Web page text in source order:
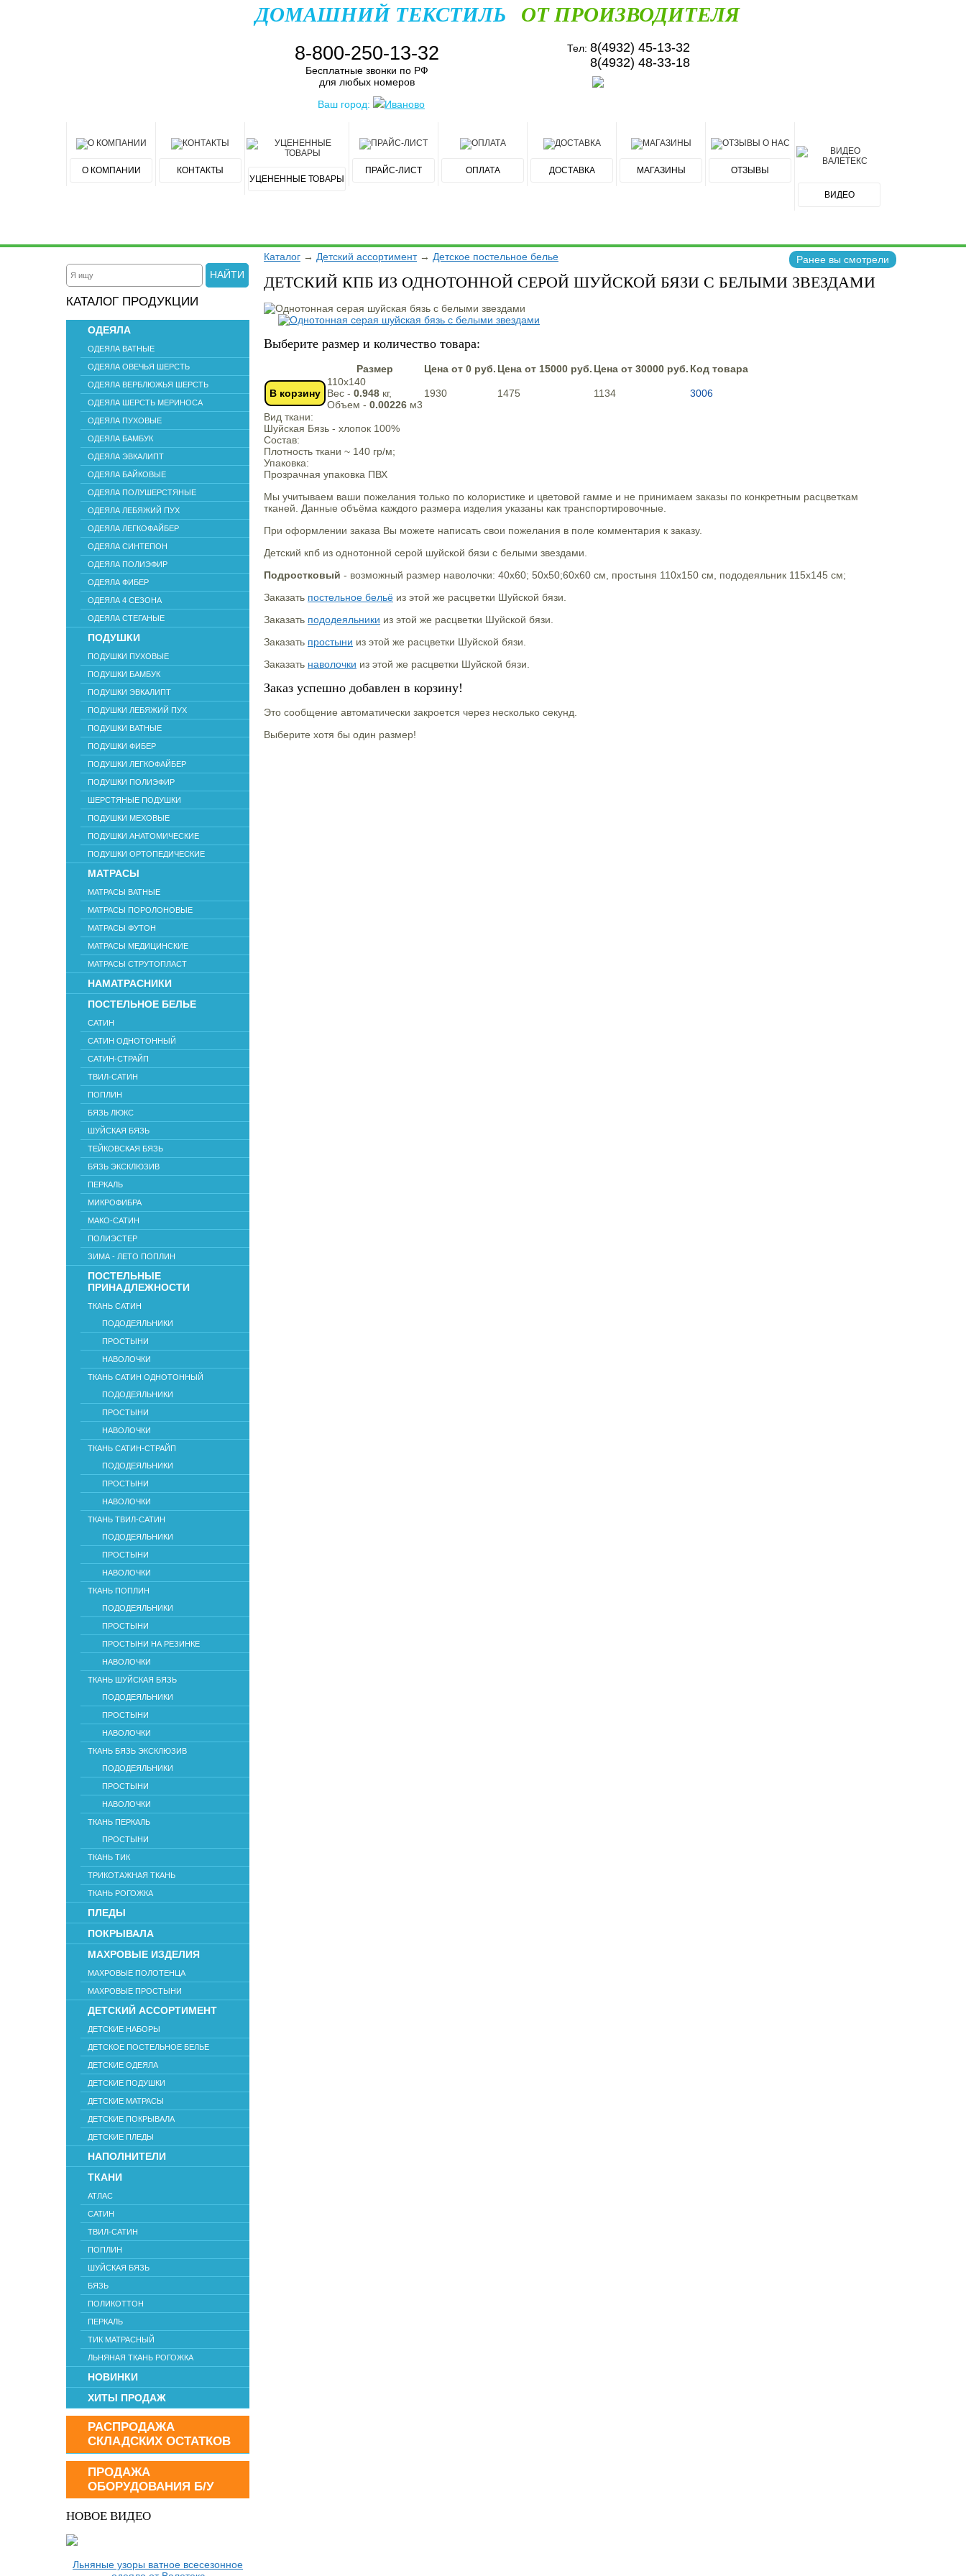
ДОМАШНИЙ ТЕКСТИЛЬ ОТ ПРОИЗВОДИТЕЛЯ
8-800-250-13-32
Бесплатные звонки по РФ
для любых номеров
Тел: 8(4932) 45-13-32
8(4932) 48-33-18
Ваш город: Иваново
О КОМПАНИИ
КОНТАКТЫ
УЦЕНЕННЫЕ ТОВАРЫ
ПРАЙС-ЛИСТ ОПЛАТА ДОСТАВКА МАГАЗИНЫ ОТЗЫВЫ
ВИДЕО
НАЙТИ
КАТАЛОГ ПРОДУКЦИИ
ОДЕЯЛА
ОДЕЯЛА ВАТНЫЕ
ОДЕЯЛА ОВЕЧЬЯ ШЕРСТЬ
ОДЕЯЛА ВЕРБЛЮЖЬЯ ШЕРСТЬ
ОДЕЯЛА ШЕРСТЬ МЕРИНОСА
ОДЕЯЛА ПУХОВЫЕ
ОДЕЯЛА БАМБУК
ОДЕЯЛА ЭВКАЛИПТ
ОДЕЯЛА БАЙКОВЫЕ
ОДЕЯЛА ПОЛУШЕРСТЯНЫЕ
ОДЕЯЛА ЛЕБЯЖИЙ ПУХ
ОДЕЯЛА ЛЕГКОФАЙБЕР
ОДЕЯЛА СИНТЕПОН
ОДЕЯЛА ПОЛИЭФИР
ОДЕЯЛА ФИБЕР
ОДЕЯЛА 4 СЕЗОНА
ОДЕЯЛА СТЕГАНЫЕ
ПОДУШКИ
ПОДУШКИ ПУХОВЫЕ
ПОДУШКИ БАМБУК
ПОДУШКИ ЭВКАЛИПТ
ПОДУШКИ ЛЕБЯЖИЙ ПУХ
ПОДУШКИ ВАТНЫЕ
ПОДУШКИ ФИБЕР
ПОДУШКИ ЛЕГКОФАЙБЕР
ПОДУШКИ ПОЛИЭФИР
ШЕРСТЯНЫЕ ПОДУШКИ
ПОДУШКИ МЕХОВЫЕ
ПОДУШКИ АНАТОМИЧЕСКИЕ
ПОДУШКИ ОРТОПЕДИЧЕСКИЕ
МАТРАСЫ
МАТРАСЫ ВАТНЫЕ
МАТРАСЫ ПОРОЛОНОВЫЕ
МАТРАСЫ ФУТОН
МАТРАСЫ МЕДИЦИНСКИЕ
МАТРАСЫ СТРУТОПЛАСТ
НАМАТРАСНИКИ
ПОСТЕЛЬНОЕ БЕЛЬЕ
САТИН
САТИН ОДНОТОННЫЙ
САТИН-СТРАЙП
ТВИЛ-САТИН
ПОПЛИН
БЯЗЬ ЛЮКС
ШУЙСКАЯ БЯЗЬ
ТЕЙКОВСКАЯ БЯЗЬ
БЯЗЬ ЭКСКЛЮЗИВ
ПЕРКАЛЬ
МИКРОФИБРА
МАКО-САТИН
ПОЛИЭСТЕР
ЗИМА - ЛЕТО ПОПЛИН
ПОСТЕЛЬНЫЕ
ПРИНАДЛЕЖНОСТИ
ТКАНЬ САТИН
ПОДОДЕЯЛЬНИКИ
ПРОСТЫНИ
НАВОЛОЧКИ
ТКАНЬ САТИН ОДНОТОННЫЙ
ПОДОДЕЯЛЬНИКИ
ПРОСТЫНИ
НАВОЛОЧКИ
ТКАНЬ САТИН-СТРАЙП
ПОДОДЕЯЛЬНИКИ
ПРОСТЫНИ
НАВОЛОЧКИ
ТКАНЬ ТВИЛ-САТИН
ПОДОДЕЯЛЬНИКИ
ПРОСТЫНИ
НАВОЛОЧКИ
ТКАНЬ ПОПЛИН
ПОДОДЕЯЛЬНИКИ
ПРОСТЫНИ
ПРОСТЫНИ НА РЕЗИНКЕ
НАВОЛОЧКИ
ТКАНЬ ШУЙСКАЯ БЯЗЬ
ПОДОДЕЯЛЬНИКИ
ПРОСТЫНИ
НАВОЛОЧКИ
ТКАНЬ БЯЗЬ ЭКСКЛЮЗИВ
ПОДОДЕЯЛЬНИКИ
ПРОСТЫНИ
НАВОЛОЧКИ
ТКАНЬ ПЕРКАЛЬ
ПРОСТЫНИ
ТКАНЬ ТИК
ТРИКОТАЖНАЯ ТКАНЬ
ТКАНЬ РОГОЖКА
ПЛЕДЫ
ПОКРЫВАЛА
МАХРОВЫЕ ИЗДЕЛИЯ
МАХРОВЫЕ ПОЛОТЕНЦА
МАХРОВЫЕ ПРОСТЫНИ
ДЕТСКИЙ АССОРТИМЕНТ
ДЕТСКИЕ НАБОРЫ
ДЕТСКОЕ ПОСТЕЛЬНОЕ БЕЛЬЕ
ДЕТСКИЕ ОДЕЯЛА
ДЕТСКИЕ ПОДУШКИ
ДЕТСКИЕ МАТРАСЫ
ДЕТСКИЕ ПОКРЫВАЛА
ДЕТСКИЕ ПЛЕДЫ
НАПОЛНИТЕЛИ
ТКАНИ
АТЛАС
САТИН
ТВИЛ-САТИН
ПОПЛИН
ШУЙСКАЯ БЯЗЬ
БЯЗЬ
ПОЛИКОТТОН
ПЕРКАЛЬ
ТИК МАТРАСНЫЙ
ЛЬНЯНАЯ ТКАНЬ РОГОЖКА
НОВИНКИ
ХИТЫ ПРОДАЖ
РАСПРОДАЖА
СКЛАДСКИХ ОСТАТКОВ
ПРОДАЖА
ОБОРУДОВАНИЯ Б/У
НОВОЕ ВИДЕО
Льняные узоры ватное всесезонное
Каталог → Детский ассортимент→ Детское постельное белье Ранее вы смотрели
ДЕТСКИЙ КПБ ИЗ ОДНОТОННОЙ СЕРОЙ ШУЙСКОЙ БЯЗИ С БЕЛЫМИ ЗВЕЗДАМИ
Выберите размер и количество товара:
Размер Цена от 0 руб. Цена от 15000 руб. Цена от 30000 руб. Код товара
В корзину
110х140
Вес - 0.948 кг,
Объем - 0.00226 м3
1930 1475 1134 3006
Вид ткани:
Шуйская Бязь - хлопок 100%
Состав:
Плотность ткани ~ 140 гр/м;
Упаковка:
Прозрачная упаковка ПВХ
Мы учитываем ваши пожелания только по колористике и цветовой гамме и не принимаем заказы по конкретным расцветкам
тканей. Данные объёма каждого размера изделия указаны как транспортировочные.
При оформлении заказа Вы можете написать свои пожелания в поле комментария к заказу.
Детский кпб из однотонной серой шуйской бязи с белыми звездами.
Подростковый - возможный размер наволочки: 40х60; 50х50;60х60 см, простыня 110х150 см, пододеяльник 115х145 см;
Заказать постельное бельё из этой же расцветки Шуйской бязи.
Заказать пододеяльники из этой же расцветки Шуйской бязи.
Заказать простыни из этой же расцветки Шуйской бязи.
Заказать наволочки из этой же расцветки Шуйской бязи.
Заказ успешно добавлен в корзину!
Это сообщение автоматически закроется через несколько секунд.
Выберите хотя бы один размер!